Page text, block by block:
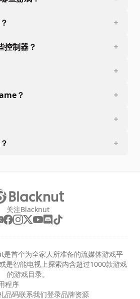
制器？
？
关注Blacknut
首个为全家人所准备的流媒体游戏平
是智能电视上探索内含超过1000款游戏
的游戏目录。
程序
品码联系我们登录品牌资源